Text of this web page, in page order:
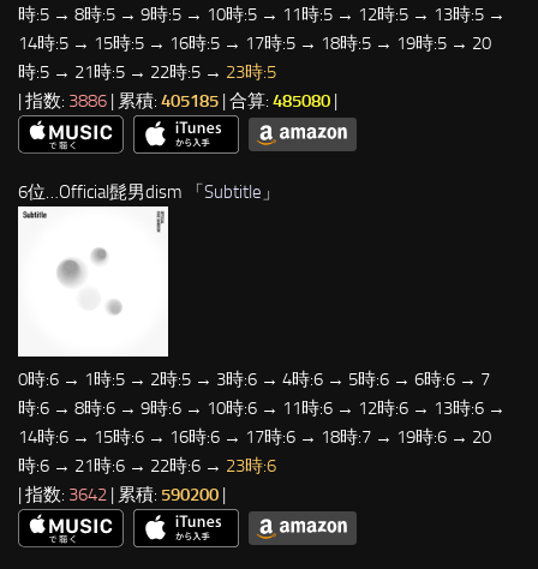
時:5 → 8時:5 → 9時:5 → 10時:5 → 11時:5 → 12時:5 → 13時:5 →
14時:5 → 15時:5 → 16時:5 → 17時:5 → 18時:5 → 19時:5 → 20
時:5 → 21時:5 → 22時:5 → 23時:5
| 指数: 3886 | 累積: 405185 | 合算: 485080 |
6位…Official髭男dism 「Subtitle 」
0時:6 → 1時:5 → 2時:5 → 3時:6 → 4時:6 → 5時:6 → 6時:6 → 7
時:6 → 8時:6 → 9時:6 → 10時:6 → 11時:6 → 12時:6 → 13時:6 →
14時:6 → 15時:6 → 16時:6 → 17時:6 → 18時:7 → 19時:6 → 20
時:6 → 21時:6 → 22時:6 → 23時:6
| 指数: 3642 | 累積: 590200 |